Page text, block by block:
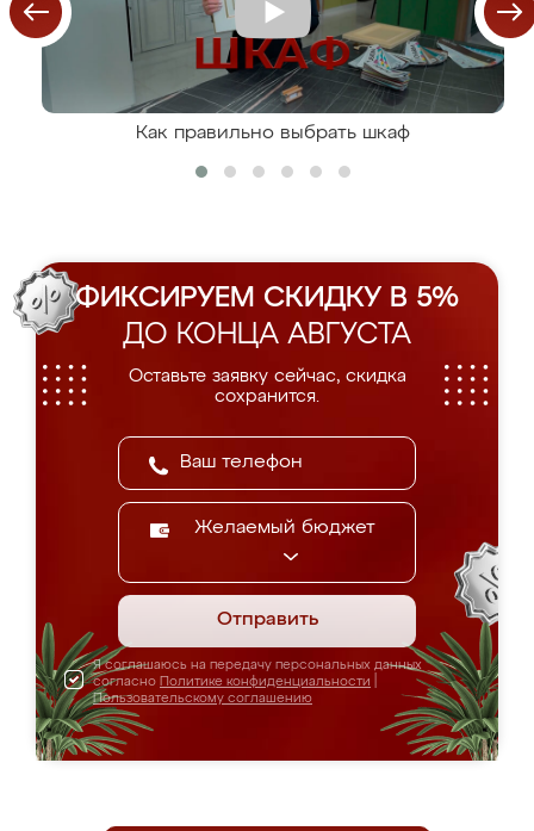
Как правильно выбрать шкаф
ФИКСИРУЕМ СКИДКУ В 5%
ДО КОНЦА АВГУСТА
Оставьте заявку сейчас, скидка
сохранится.
Желаемый бюджет
Отправить
Я соглашаюсь на передачу персональных данных
согласно Политике конфиденциальности
Пользовательскому соглашению